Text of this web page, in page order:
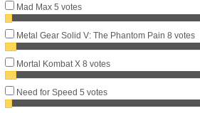
Mad Max 5 votes
Metal Gear Solid V: The Phantom Pain 8 votes
Mortal Kombat X 8 votes
Need for Speed 5 votes